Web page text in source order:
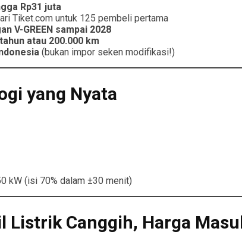
Rp31 juta
Tiket.com untuk 125 pembeli pertama
V-GREEN sampai 2028
atau 200.000 km
(bukan impor seken modifikasi!)
yang Nyata
kW (isi 70% dalam ±30 menit)
Listrik Canggih, Harga